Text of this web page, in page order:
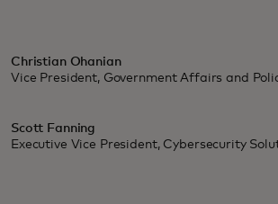
Christian Ohanian
Vice President, Government Affairs and
Scott Fanning
Executive Vice President, Cybersecurity